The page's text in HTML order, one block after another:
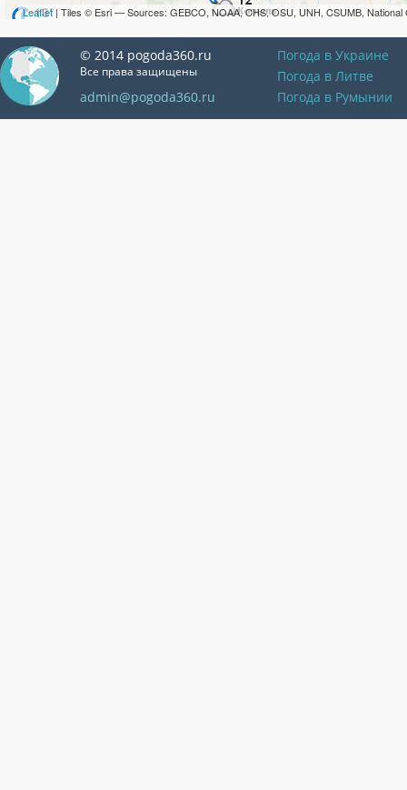
Leaflet| Tiles © Esri — Sources: GEBCO, NOAA, CHS, OSU, UNH, CSUMB, National
© 2014 pogoda360.ru
Все права защищены
admin@pogoda360.ru
Погода в Украине
Погода в Литве
Погода в Румынии